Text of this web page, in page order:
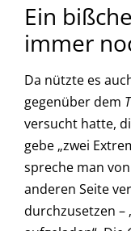
Ein
immer
Da nützte es
gegenüber dem
versucht hatte,
gebe „zwei
spreche man
anderen Seite
durchzusetzen –